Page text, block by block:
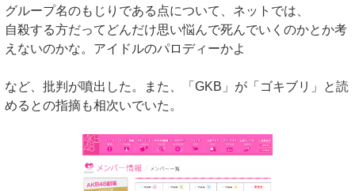
グループ名のもじりである点について、ネットでは、
自殺する方だってどんだけ思い悩んで死んでいくのかとか考
えないのかな。アイドルのパロディーかよ
など、批判が噴出した。また、「GKB」が「ゴキブリ」と読
めるとの指摘も相次いでいた。